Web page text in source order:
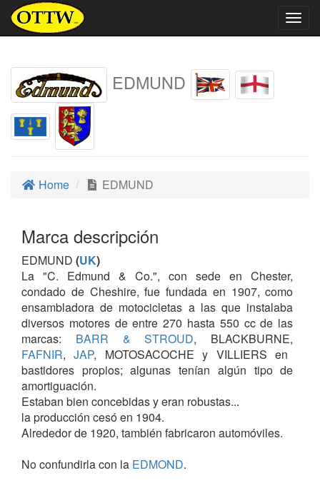
EDMUND
Home EDMUND
Marca descripción
EDMUND (UK)
La "C. Edmund & Co.", con sede en Chester,
condado de Cheshire, fue fundada en 1907, como
ensambladora de motocicletas a las que instalaba
diversos motores de entre 270 hasta 550 cc de las
marcas: BARR & STROUD, BLACKBURNE,
FAFNIR, JAP, MOTOSACOCHE y VILLIERS en
bastidores propios; algunas tenían algún tipo de
amortiguación.
Estaban bien concebidas y eran robustas...
la producción cesó en 1904.
Alrededor de 1920, también fabricaron automóviles.
No confundirla con la EDMOND.